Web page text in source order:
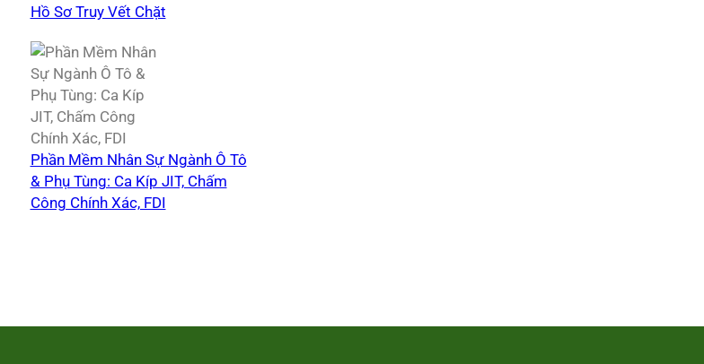
Hồ Sơ Truy Vết Chặt
Phần Mềm Nhân Sự Ngành Ô Tô
& Phụ Tùng: Ca Kíp JIT, Chấm
Công Chính Xác, FDI